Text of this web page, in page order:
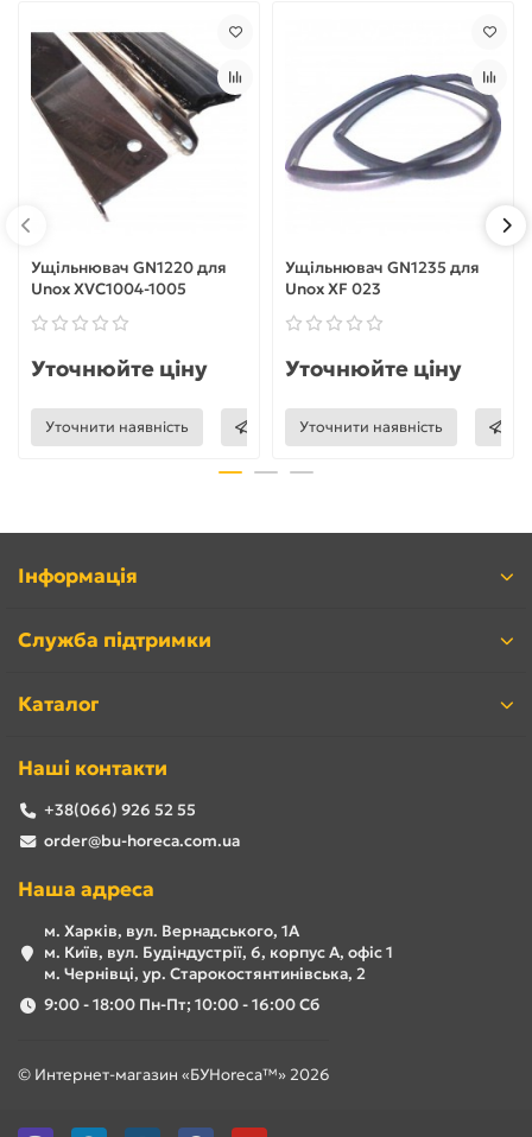
Ущільнювач GN1220 для
Unox XVC1004-1005
Уточнюйте ціну
Уточнити наявність
Ущільнювач GN1235 для
Unox XF 023
Уточнюйте ціну
Уточнити наявність
Інформація
Служба підтримки
Каталог
Наші контакти
+38(066) 926 52 55
order@bu-horeca.com.ua
Наша адреса
м. Харків, вул. Вернадського, 1А
м. Київ, вул. Будіндустрії, 6, корпус А, офіс 1
м. Чернівці, ур. Старокостянтинівська, 2
9:00 - 18:00 Пн-Пт; 10:00 - 16:00 Сб
© Интернет-магазин «БУHoreca™» 2026